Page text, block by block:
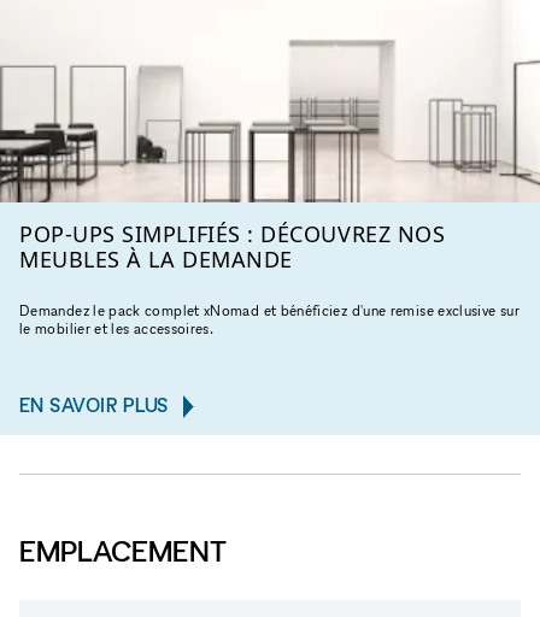
POP-UPS SIMPLIFIÉS : DÉCOUVREZ NOS
MEUBLES À LA DEMANDE
Demandez le pack complet xNomad et bénéficiez d'une remise exclusive sur
le mobilier et les accessoires.
EN SAVOIR PLUS
EMPLACEMENT